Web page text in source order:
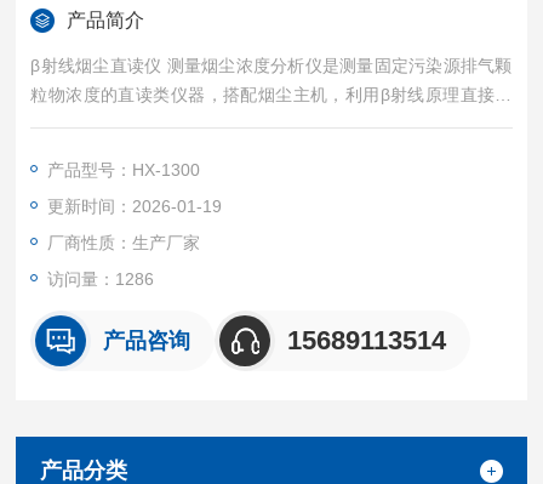
产品简介
β射线烟尘直读仪 测量烟尘浓度分析仪是测量固定污染源排气颗
粒物浓度的直读类仪器，搭配烟尘主机，利用β射线原理直接测
量烟尘浓度。
产品型号：HX-1300
更新时间：2026-01-19
厂商性质：生产厂家
访问量：1286
产品咨询 15689113514
产品分类